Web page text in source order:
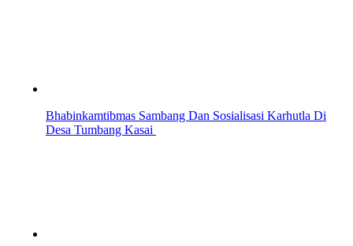
Bhabinkamtibmas Sambang Dan Sosialisasi Karhutla Di
Desa Tumbang Kasai